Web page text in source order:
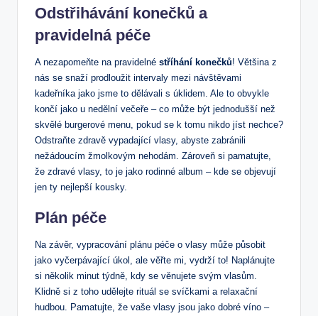
Odstřihávání konečků a
‌pravidelná péče
A nezapomeňte ⁤na pravidelné stříhání konečků! Většina z
nás⁢ se ‌snaží⁢ prodloužit intervaly mezi návštěvami
kadeřníka jako jsme to dělávali‌ s úklidem.⁢ Ale⁣ to obvykle
končí jako u nedělní ‌večeře – co může být jednodušší ⁤než
skvělé burgerové ⁢menu, pokud se‍ k⁢ tomu nikdo ⁤jíst nechce?
Odstraňte⁣ zdravě vypadající vlasy, abyste ‌zabránili
nežádoucím žmolkovým nehodám. Zároveň si pamatujte,
‌že zdravé vlasy, to ‍je jako rodinné album – kde⁢ se​ objevují‌
jen ty nejlepší ‍kousky.
Plán ​péče
Na závěr,‍ vypracování plánu péče o‌ vlasy může působit⁣
jako​ vyčerpávající úkol, ale věřte mi, vydrží to!⁢ Naplánujte
⁢si několik minut týdně, kdy⁢ se věnujete svým ⁢vlasům.
Klidně si z toho⁤ udělejte ‌rituál⁣ se svíčkami a ​relaxační
hudbou. Pamatujte, že vaše vlasy jsou jako dobré víno‌ –